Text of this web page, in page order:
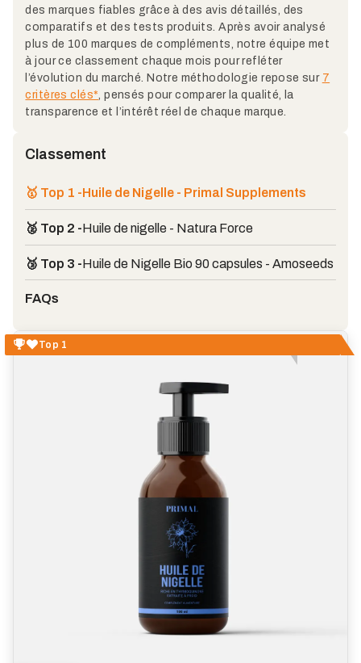
des marques fiables grâce à des avis détaillés, des
comparatifs et des tests produits. Après avoir analysé
plus de 100 marques de compléments, notre équipe met
à jour ce classement chaque mois pour refléter
l’évolution du marché. Notre méthodologie repose sur 7
critères clés* , pensés pour comparer la qualité, la
transparence et l’intérêt réel de chaque marque.
Classement
🥇 Top 1 -Huile de Nigelle - Primal Supplements
🥈 Top 2 -Huile de nigelle - Natura Force
🥉 Top 3 -Huile de Nigelle Bio 90 capsules - Amoseeds
FAQs
Top 1